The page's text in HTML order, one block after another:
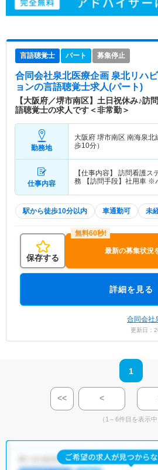
言語聴覚士 パート 募集停止
合同会社泉北医療企画 泉北リハ
ョンの言語聴覚士求人(パート)
【大阪府／堺市南区】土日祝休み♪訪
語聴覚士の求人です＜非常勤＞
勤務地
大阪府 堺市南区 南海泉北
歩10分）
仕事内容
【仕事内容】 訪問看護
務 【訪問手段】社用車
駅から徒歩10分以内 車通勤可 未
保存する
最新の募集状況
詳細を見る
合同会社
更新日：
1
<< <
（1～6件目を表示中